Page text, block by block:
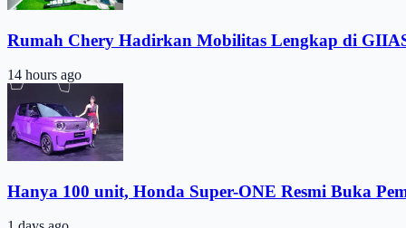
Rumah Chery Hadirkan Mobilitas Lengkap di
14 hours ago
Hanya 100 unit, Honda Super-ONE Resmi Buka